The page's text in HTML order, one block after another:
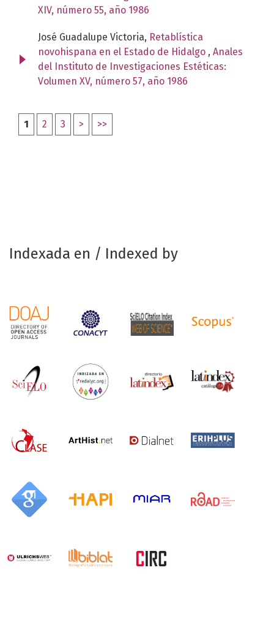
XIV, número 55, año 1986
José Guadalupe Victoria, Retablística
novohispana en el Estado de Hidalgo , Anales
del Instituto de Investigaciones Estéticas:
Volumen XV, número 57, año 1986
1 2 3 > >>
Indexada en / Indexed by